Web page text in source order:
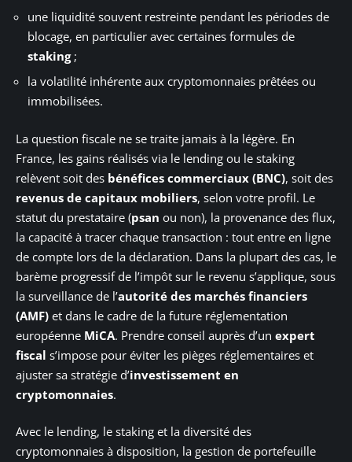
une liquidité souvent restreinte pendant les périodes de
blocage, en particulier avec certaines formules de
staking;
la volatilité inhérente aux cryptomonnaies prêtées ou
immobilisées.
La question fiscale ne se traite jamais à la légère. En
France, les gains réalisés via le lending ou le staking
relèvent soit des bénéfices commerciaux (BNC), soit des
revenus de capitaux mobiliers, selon votre profil. Le
statut du prestataire (psan ou non), la provenance des flux,
la capacité à tracer chaque transaction : tout entre en ligne
de compte lors de la déclaration. Dans la plupart des cas, le
barème progressif de l’impôt sur le revenu s’applique, sous
la surveillance de l’autorité des marchés financiers
(AMF) et dans le cadre de la future réglementation
européenne MiCA. Prendre conseil auprès d’un expert
fiscal s’impose pour éviter les pièges réglementaires et
ajuster sa stratégie d’investissement en
cryptomonnaies.
Avec le lending, le staking et la diversité des
cryptomonnaies à disposition, la gestion de portefeuille